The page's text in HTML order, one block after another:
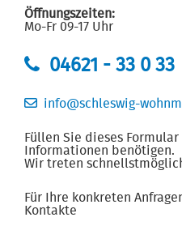
Öffnungszeiten:
Mo-Fr 09-17 Uhr
04621 - 33 0 33
info@schleswig-
Füllen Sie dieses
Informationen benötigen.
Wir treten
Für Ihre konkreten
Kontakte